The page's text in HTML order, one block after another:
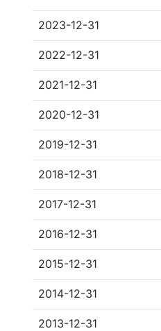
2023-12-31
2022-12-31
2021-12-31
2020-12-31
2019-12-31
2018-12-31
2017-12-31
2016-12-31
2015-12-31
2014-12-31
2013-12-31